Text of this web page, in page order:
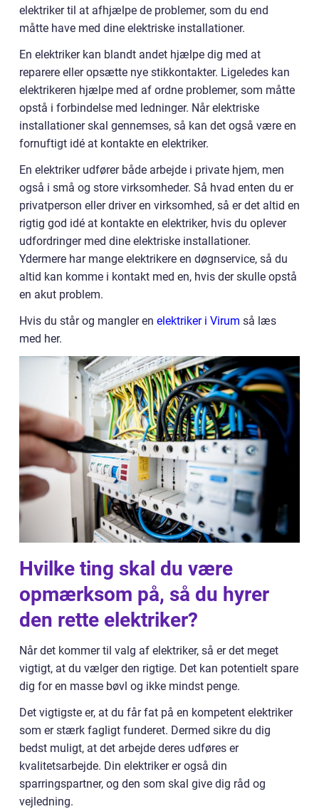
elektriker til at afhjælpe de problemer, som du end
måtte have med dine elektriske installationer.
En elektriker kan blandt andet hjælpe dig med at
reparere eller opsætte nye stikkontakter. Ligeledes kan
elektrikeren hjælpe med af ordne problemer, som måtte
opstå i forbindelse med ledninger. Når elektriske
installationer skal gennemses, så kan det også være en
fornuftigt idé at kontakte en elektriker.
En elektriker udfører både arbejde i private hjem, men
også i små og store virksomheder. Så hvad enten du er
privatperson eller driver en virksomhed, så er det altid en
rigtig god idé at kontakte en elektriker, hvis du oplever
udfordringer med dine elektriske installationer.
Ydermere har mange elektrikere en døgnservice, så du
altid kan komme i kontakt med en, hvis der skulle opstå
en akut problem.
Hvis du står og mangler en elektriker i Virum så læs
med her.
Hvilke ting skal du være
opmærksom på, så du hyrer
den rette elektriker?
Når det kommer til valg af elektriker, så er det meget
vigtigt, at du vælger den rigtige. Det kan potentielt spare
dig for en masse bøvl og ikke mindst penge.
Det vigtigste er, at du får fat på en kompetent elektriker
som er stærk fagligt funderet. Dermed sikre du dig
bedst muligt, at det arbejde deres udføres er
kvalitetsarbejde. Din elektriker er også din
sparringspartner, og den som skal give dig råd og
vejledning.